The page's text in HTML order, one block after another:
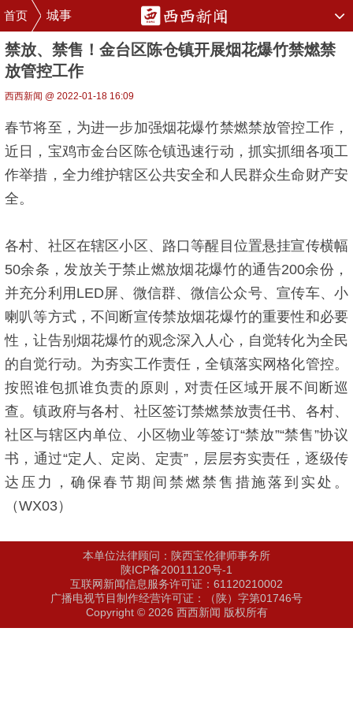
首页 城事
禁放、禁售！金台区陈仓镇开展烟花爆竹禁燃禁
放管控工作
西西新闻 @ 2022-01-18 16:09
春节将至，为进一步加强烟花爆竹禁燃禁放管控工作，
近日，宝鸡市金台区陈仓镇迅速行动，抓实抓细各项工
作举措，全力维护辖区公共安全和人民群众生命财产安
全。
各村、社区在辖区小区、路口等醒目位置悬挂宣传横幅
50余条，发放关于禁止燃放烟花爆竹的通告200余份，
并充分利用LED屏、微信群、微信公众号、宣传车、小
喇叭等方式，不间断宣传禁放烟花爆竹的重要性和必要
性，让告别烟花爆竹的观念深入人心，自觉转化为全民
的自觉行动。为夯实工作责任，全镇落实网格化管控。
按照谁包抓谁负责的原则，对责任区域开展不间断巡
查。镇政府与各村、社区签订禁燃禁放责任书、各村、
社区与辖区内单位、小区物业等签订“禁放”“禁售”协议
书，通过“定人、定岗、定责”，层层夯实责任，逐级传
达压力，确保春节期间禁燃禁售措施落到实处。
（WX03）
本单位法律顾问：陕西宝伦律师事务所
陕ICP备20011120号-1
互联网新闻信息服务许可证：61120210002
广播电视节目制作经营许可证：（陕）字第01746号
Copyright © 2026 西西新闻 版权所有